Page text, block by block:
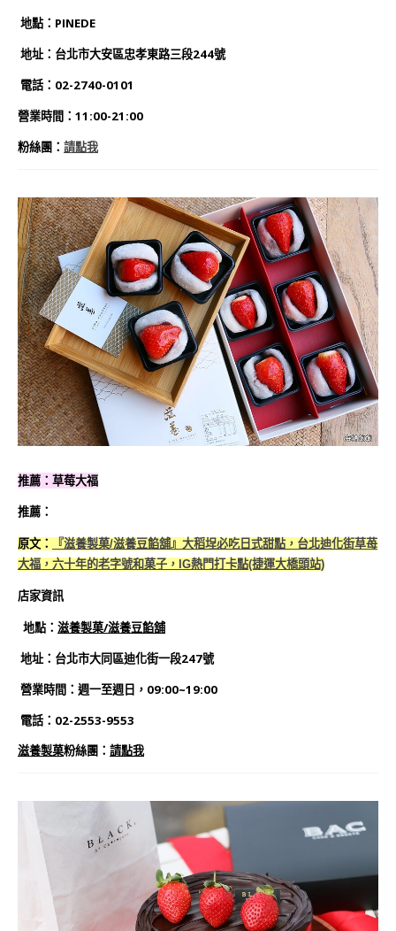
地點：PINEDE
地址：台北市大安區忠孝東路三段244號
電話：02-2740-0101
營業時間：11:00-21:00
粉絲團： 請點我
推薦：草莓大福
推薦：
原文：
『滋養製菓/滋養豆餡舖』大稻埕必吃日式甜點，台北迪化街草苺
大福，六十年的老字號和菓子，IG熱門打卡點(捷運大橋頭站)
店家資訊
地點： 滋養製菓/滋養豆餡舖
地址：台北市大同區迪化街一段247號
營業時間：週一至週日，09:00~19:00
電話：02-2553-9553
滋養製菓粉絲團： 請點我